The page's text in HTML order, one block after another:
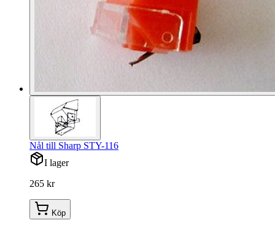
Nål till Sharp STY-116
I lager
265 kr
Köp